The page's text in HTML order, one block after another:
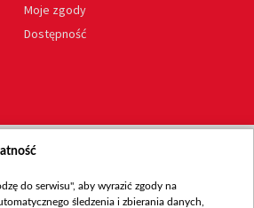
Moje zgody
Dostępność
do serwisu", aby wyrazić zgody na
śledzenia i zbierania danych,